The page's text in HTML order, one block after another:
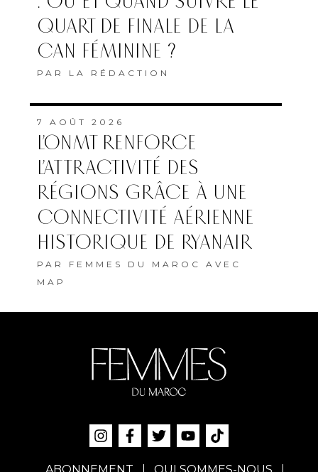
QUART DE FINALE DE LA
CAN FÉMININE ?
PAR LA RÉDACTION
7 AOÛT 2026
L’ONMT RENFORCE
L’ATTRACTIVITÉ DES
RÉGIONS GRÂCE À UNE
CONNECTIVITÉ AÉRIENNE
HISTORIQUE DE RYANAIR
PAR FEMMES DU MAROC AVEC
MAP